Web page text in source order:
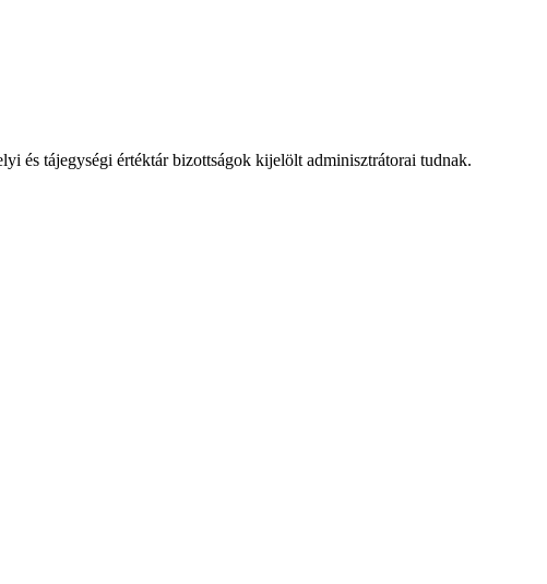
és tájegységi értéktár bizottságok kijelölt adminisztrátorai tudnak.